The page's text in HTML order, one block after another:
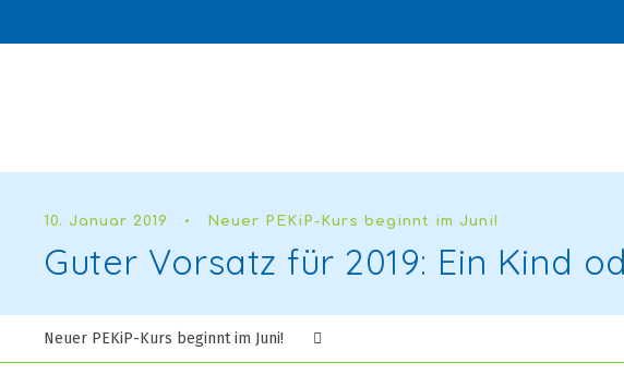
10. Januar 2019 • Neuer PEKiP-Kurs beginnt im Juni!
Guter Vorsatz für 2019: Ein Kind
Neuer PEKiP-Kurs beginnt im Juni!